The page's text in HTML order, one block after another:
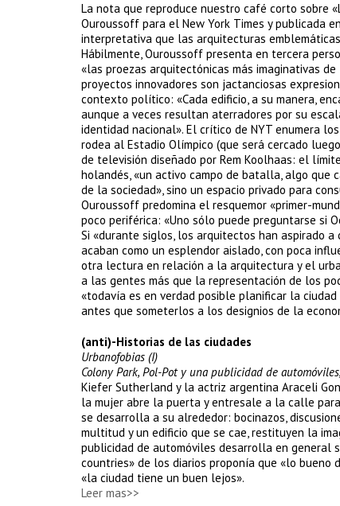
La nota que reproduce nuestro café corto sobre
Ouroussoff para el New York Times y publicada
interpretativa que las arquitecturas
Hábilmente, Ouroussoff presenta en tercera
«las proezas arquitectónicas más imaginativas
proyectos innovadores son jactanciosas
contexto político: «Cada edificio, a su manera,
aunque a veces resultan aterradores por su
identidad nacional». El crítico de NYT enumera
rodea al Estadio Olímpico (que será cercado
de televisión diseñado por Rem Koolhaas: el
holandés, «un activo campo de batalla, algo que
de la sociedad», sino un espacio privado para
Ouroussoff predomina el resquemor «primer-
poco periférica: «Uno sólo puede preguntarse si
Si «durante siglos, los arquitectos han aspirado
acaban como un esplendor aislado, con poca
otra lectura en relación a la arquitectura y el
a las gentes más que la representación de los
«todavía es en verdad posible planificar la
antes que someterlos a los designios de la
(anti)-Historias de las ciudades
Urbanofobias (I)
Colony Park, Pol-Pot y una publicidad de
Kiefer Sutherland y la actriz argentina Araceli
la mujer abre la puerta y entresale a la calle
se desarrolla a su alrededor: bocinazos,
multitud y un edificio que se cae, restituyen la
publicidad de automóviles desarrolla en general
countries» de los diarios proponía que «lo
«la ciudad tiene un buen lejos».
Leer mas>>